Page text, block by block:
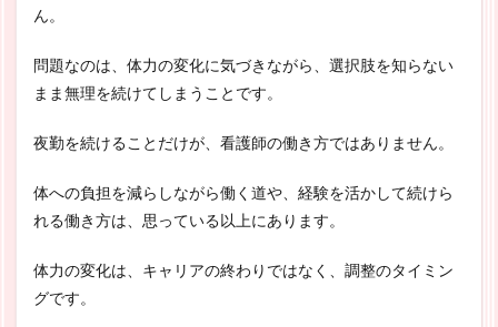
ん。
問題なのは、体力の変化に気づきながら、選択肢を知らない
まま無理を続けてしまうことです。
夜勤を続けることだけが、看護師の働き方ではありません。
体への負担を減らしながら働く道や、経験を活かして続けら
れる働き方は、思っている以上にあります。
体力の変化は、キャリアの終わりではなく、調整のタイミン
グです。